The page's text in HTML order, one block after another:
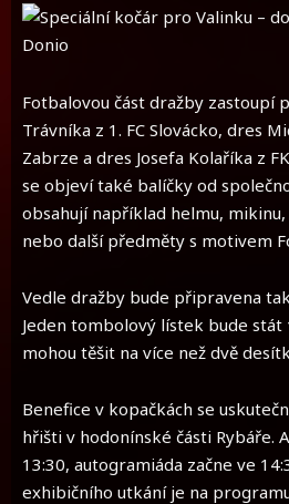
Fotbalovou část dražby zastoupí
Trávníka z 1. FC Slovácko, dres
Zabrze a dres Josefa Kolaříka z
se objeví také balíčky od
obsahují například helmu,
nebo další předměty s motivem
Vedle dražby bude připravena
Jeden tombolový lístek bude stát
mohou těšit na více než dvě
Benefice v kopačkách se
hřišti v hodonínské části Rybáře.
13:30, autogramiáda začne ve
exhibičního utkání je na